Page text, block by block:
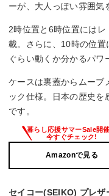
ーが、大人っぽい雰囲気
2時位置と6時位置には
載。さらに、10時の位
ぐらい動くか分かるパワ
ケースは裏蓋からムーブ
ック仕様。日本の歴史を
です。
Amazonで見る
セイコー(SEIKO) プレザ